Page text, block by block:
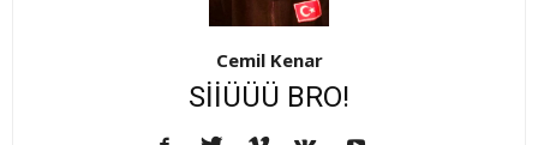
Cemil Kenar
SİİÜÜÜ BRO!